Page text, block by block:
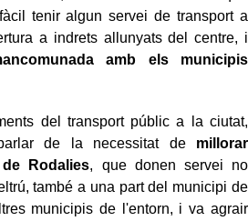
tenir algun servei de transport a
a indrets allunyats del centre, i
amb els municipis
del transport públic a la ciutat,
de la necessitat de millorar
Rodalies, que donen servei no
també a una part del municipi de
municipis de l'entorn, i va agrair